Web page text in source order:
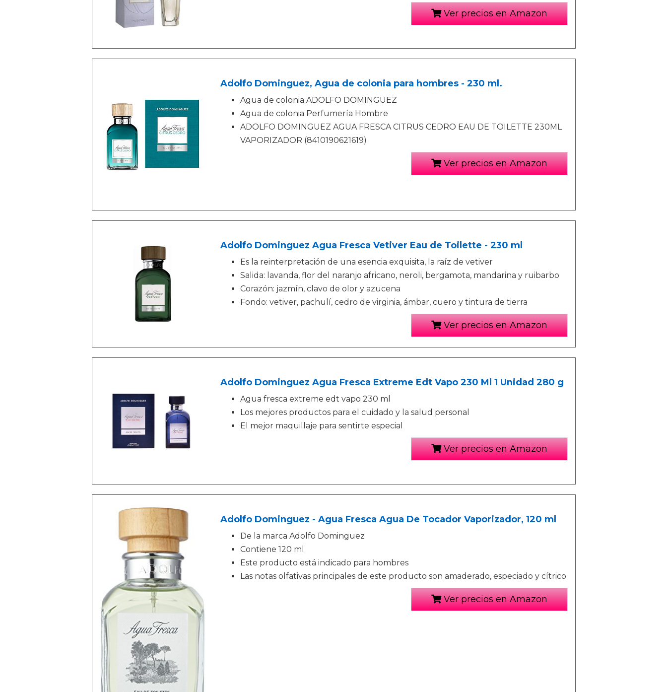
Ver precios en Amazon
Adolfo Dominguez, Agua de colonia para hombres - 230 ml.
Agua de colonia ADOLFO DOMINGUEZ
Agua de colonia Perfumería Hombre
ADOLFO DOMINGUEZ AGUA FRESCA CITRUS CEDRO EAU DE TOILETTE 230ML
VAPORIZADOR (8410190621619)
Ver precios en Amazon
Adolfo Dominguez Agua Fresca Vetiver Eau de Toilette - 230 ml
Es la reinterpretación de una esencia exquisita, la raíz de vetiver
Salida: lavanda, flor del naranjo africano, neroli, bergamota, mandarina y ruibarbo
Corazón: jazmín, clavo de olor y azucena
Fondo: vetiver, pachulí, cedro de virginia, ámbar, cuero y tintura de tierra
Ver precios en Amazon
Adolfo Dominguez Agua Fresca Extreme Edt Vapo 230 Ml 1 Unidad 280 g
Agua fresca extreme edt vapo 230 ml
Los mejores productos para el cuidado y la salud personal
El mejor maquillaje para sentirte especial
Ver precios en Amazon
Adolfo Dominguez - Agua Fresca Agua De Tocador Vaporizador, 120 ml
De la marca Adolfo Dominguez
Contiene 120 ml
Este producto está indicado para hombres
Las notas olfativas principales de este producto son amaderado, especiado y cítrico
Ver precios en Amazon